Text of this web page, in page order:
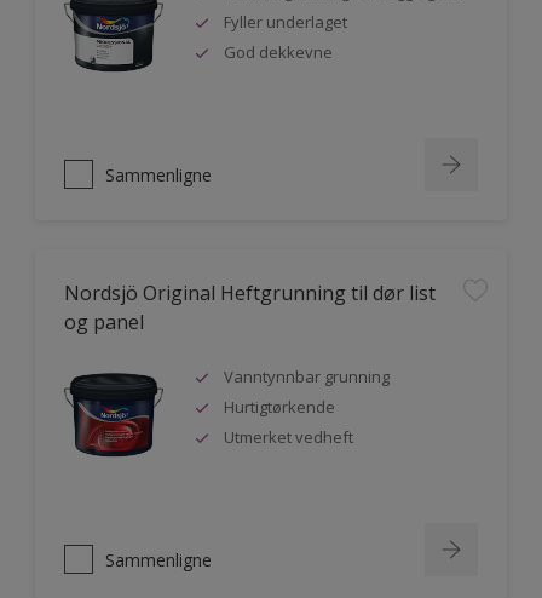
Fyller underlaget
God dekkevne
Sammenligne
Nordsjö Original Heftgrunning til dør list
og panel
Vanntynnbar grunning
Hurtigtørkende
Utmerket vedheft
Sammenligne